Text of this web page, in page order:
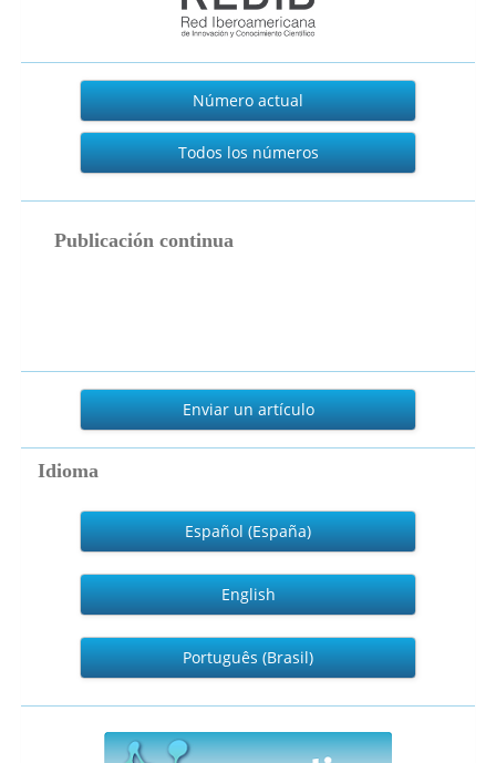
Actual
Número actual
Todos los números
Publicación continua
Enviar
artículo
Enviar un artículo
Idioma
Español (España)
English
Português (Brasil)
numeralia